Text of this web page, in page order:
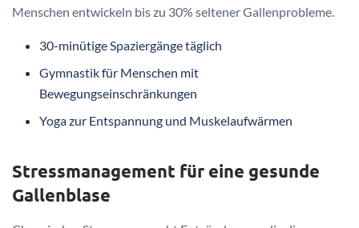
Menschen entwickeln bis zu 30% seltener Gallenprobleme.
30-minütige Spaziergänge täglich
Gymnastik für Menschen mit
Bewegungseinschränkungen
Yoga zur Entspannung und Muskelaufwärmen
Stressmanagement für eine gesunde
Gallenblase